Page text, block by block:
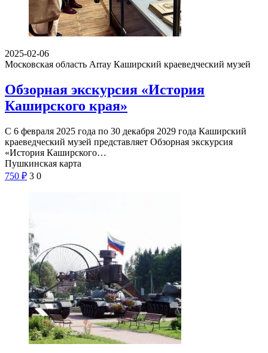
2025-02-06
Московская область Array Каширский краеведческий музей
Обзорная экскурсия «История
Каширского края»
С 6 февраля 2025 года по 30 декабря 2029 года Каширский
краеведческий музей представляет Обзорная экскурсия
«История Каширского…
Пушкинская карта
750 ₽ 3 0